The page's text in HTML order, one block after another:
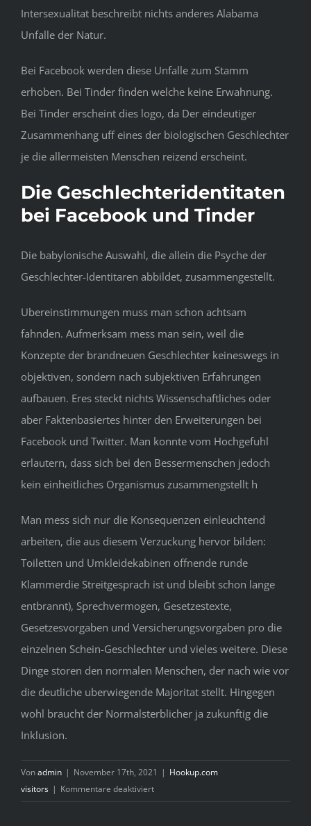
Intersexualitat beschreibt nichts anderes Alabama
Unfalle der Natur.
Bei Facebook werden diese Unfalle zum Stamm
erhoben. Bei Tinder finden welche keine Erwahnung.
Bei Tinder erscheint dies logo, da Der eindeutiger
Zusammenhang uff eines der biologischen Geschlechter
je die allermeisten Menschen reizend erscheint.
Die Geschlechteridentitaten
bei Facebook und Tinder
Die babylonische Auswahl, die allein die Psyche der
Geschlechter-Identitaren abbildet, zusammengestellt.
Ubereinstimmungen muss man schon achtsam
fahnden. Aufmerksam mess man sein, weil die
Konzepte der brandneuen Geschlechter keineswegs in
objektiven, sondern nach subjektiven Erfahrungen
aufbauen. Eres steckt nichts Wissenschaftliches oder
aber Faktenbasiertes hinter den Erweiterungen bei
Facebook und Twitter. Man konnte vom Hochgefuhl
erlautern, dass sich bei den Bessermenschen jedoch
kein einheitliches Organismus zusammengstellt h
Man mess sich nur die Konsequenzen einleuchtend
arbeiten, die aus diesem Verzuckung hervor bilden:
Toiletten und Umkleidekabinen offnende runde
Klammerdie Streitgesprach ist und bleibt schon lange
entbrannt), Sprechvermogen, Gesetzestexte,
Gesetzesvorgaben und Versicherungsvorgaben pro die
einzelnen Schein-Geschlechter und vieles weitere. Diese
Dinge storen den normalen Menschen, der nach wie vor
die deutliche uberwiegende Majoritat stellt. Hingegen
wohl braucht der Normalsterblicher ja zukunftig die
Inklusion.
Vonadmin | November 17th, 2021 | Hookup.com
visitors | Kommentare deaktiviertfür
Genderwahn: